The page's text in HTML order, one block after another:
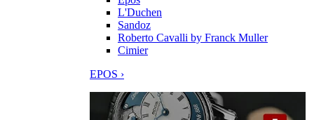
L'Duchen
Sandoz
Roberto Cavalli by Franck Muller
Cimier
EPOS ›